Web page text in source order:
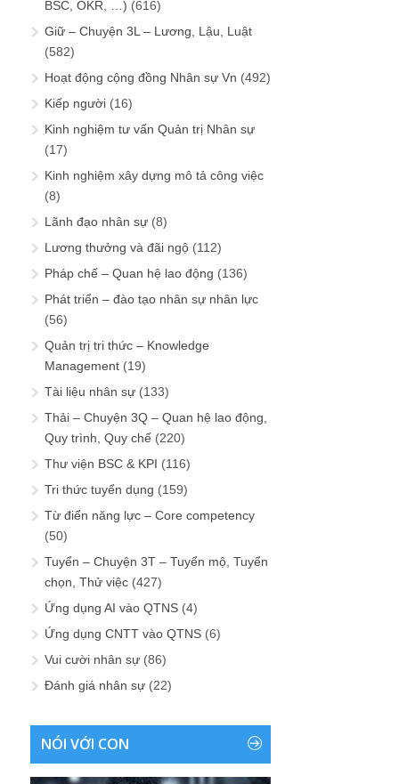
BSC, OKR, …) (616)
Giữ – Chuyện 3L – Lương, Lậu, Luật
(582)
Hoạt động cộng đồng Nhân sự Vn (492)
Kiếp người (16)
Kinh nghiệm tư vấn Quản trị Nhân sự
(17)
Kinh nghiệm xây dựng mô tả công việc
(8)
Lãnh đạo nhân sự (8)
Lương thưởng và đãi ngộ (112)
Pháp chế – Quan hệ lao động (136)
Phát triển – đào tạo nhân sự nhân lực
(56)
Quản trị tri thức – Knowledge
Management (19)
Tài liệu nhân sự (133)
Thải – Chuyện 3Q – Quan hệ lao động,
Quy trình, Quy chế (220)
Thư viện BSC & KPI (116)
Tri thức tuyển dụng (159)
Từ điển năng lực – Core competency
(50)
Tuyển – Chuyện 3T – Tuyển mộ, Tuyển
chọn, Thử việc (427)
Ứng dụng AI vào QTNS (4)
Ứng dụng CNTT vào QTNS (6)
Vui cười nhân sự (86)
Đánh giá nhân sự (22)
NÓI VỚI CON